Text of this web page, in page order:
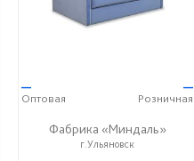
—
Оптовая
—
Розничная
Фабрика «Миндаль»
г.Ульяновск